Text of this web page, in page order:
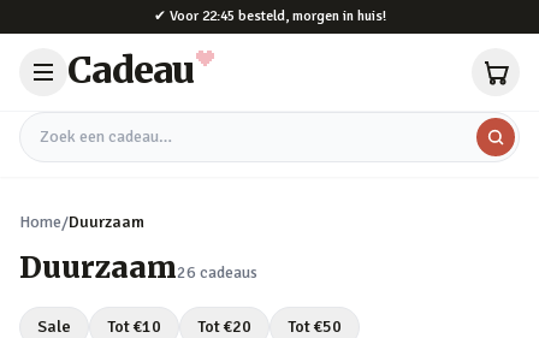
✔ Voor 22:45 besteld, morgen in huis!
Cadeau
Zoek een cadeau
Home/Duurzaam
Duurzaam26 cadeaus
Sale Tot €10 Tot €20 Tot €50